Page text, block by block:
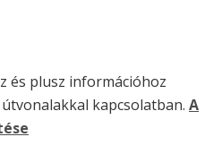
és plusz információhoz
kapcsolatban. A